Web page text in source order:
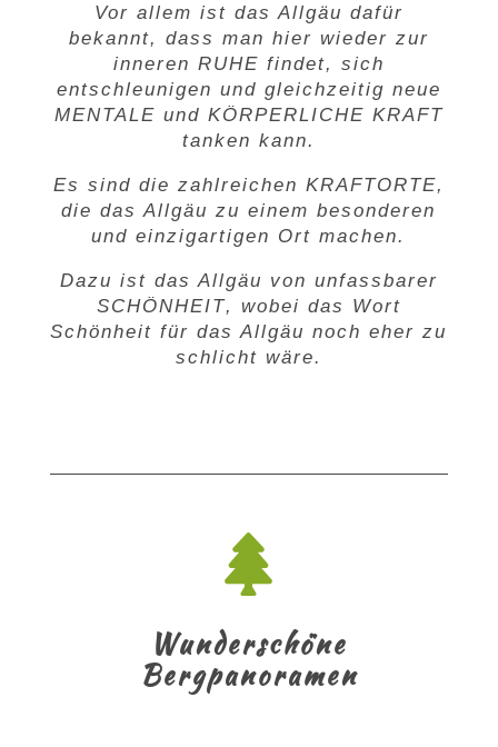
Vor allem ist das Allgäu dafür
bekannt, dass man hier wieder zur
inneren RUHE findet, sich
entschleunigen und gleichzeitig neue
MENTALE und KÖRPERLICHE KRAFT
tanken kann.
Es sind die zahlreichen KRAFTORTE,
die das Allgäu zu einem besonderen
und einzigartigen Ort machen.
Dazu ist das Allgäu von unfassbarer
SCHÖNHEIT, wobei das Wort
Schönheit für das Allgäu noch eher zu
schlicht wäre.

Wunderschöne
Bergpanoramen